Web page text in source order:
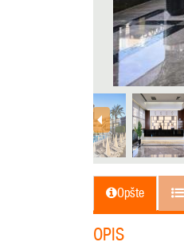
Opšte
OPIS